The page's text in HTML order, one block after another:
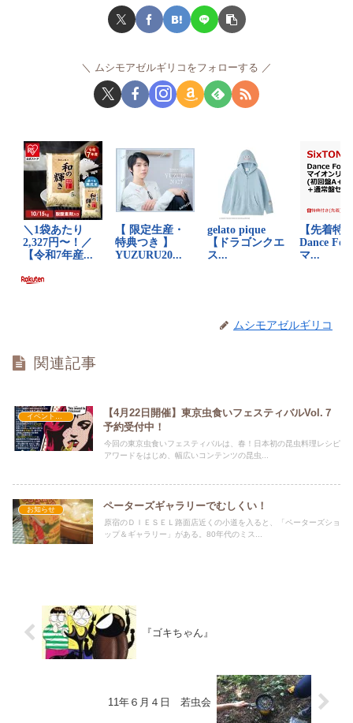
ムシモアゼルギリコをフォローする
ムシモアゼルギリコ
関連記事
イベント情報
【4月22日開催】東京虫食いフェスティバルVol.７
予約受付中！
今回の東京虫食いフェスティバルは、春！日本初の昆虫料理レシピ
アワードをはじめ、幅広いコンテンツの昆虫...
お知らせ ペーターズギャラリーでむしくい！
原宿のＤＩＥＳＥＬ路面店近くの小道を入ると、「ペーターズショ
ップ＆ギャラリー」がある。80年代のミス...
『ゴキちゃん』
11年６月４日 若虫会